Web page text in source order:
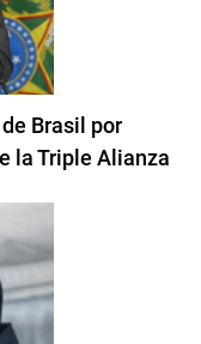
Brasil por
la Triple Alianza